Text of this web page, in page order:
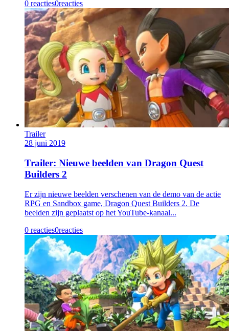
0 reacties0reacties
Trailer
28 juni 2019
Trailer: Nieuwe beelden van Dragon Quest
Builders 2
Er zijn nieuwe beelden verschenen van de demo van de actie
RPG en Sandbox game, Dragon Quest Builders 2. De
beelden zijn geplaatst op het YouTube-kanaal...
0 reacties0reacties